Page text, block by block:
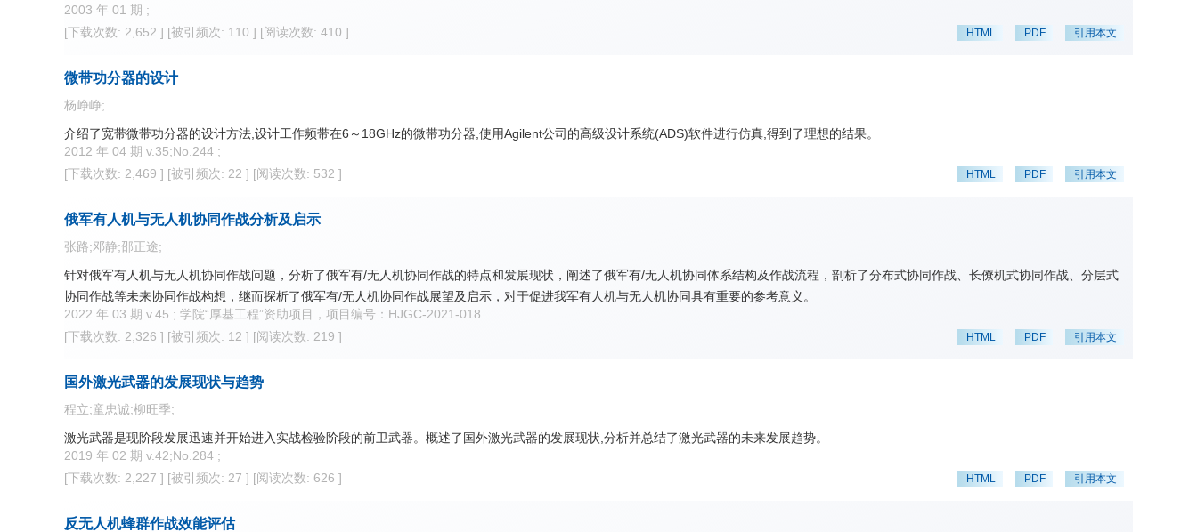
争的历史舞台,从20世纪初的日俄战争,第二次世界大战末的英美联军诺曼底登陆战役,60~70年代的越南战争和中东战争,直至90年代初的海湾战争,电子战都充分显示了其巨大的威力。人们从这些
成功的战例中吸取了丰富的营养,并根据现代战争的发展和高技术进步的推动,不断地深化对电子战理论、作战思想、作战方法和新技术、新装备的研究,把电子战这一新的军事科学技术推向一个新
2003 年 01 期 ;
[下载次数: 2,652 ] [被引频次: 110 ] [阅读次数: 410 ] HTML PDF 引用本文
微带功分器的设计
杨峥峥;
介绍了宽带微带功分器的设计方法,设计工作频带在6～18GHz的微带功分器,使用Agilent公司的高级设计系统(ADS)软件进行仿真,得到了理想的结果。
2012 年 04 期 v.35;No.244 ;
[下载次数: 2,469 ] [被引频次: 22 ] [阅读次数: 532 ] HTML PDF 引用本文
俄军有人机与无人机协同作战分析及启示
张路;邓静;邵正途;
针对俄军有人机与无人机协同作战问题，分析了俄军有/无人机协同作战的特点和发展现状，阐述了俄军有/无人机协同体系结构及作战流程，剖析了分布式协同作战、长僚机式协同作战、分层式
协同作战等未来协同作战构想，继而探析了俄军有/无人机协同作战展望及启示，对于促进我军有人机与无人机协同具有重要的参考意义。
2022 年 03 期 v.45 ; 学院“厚基工程”资助项目，项目编号：HJGC-2021-018
[下载次数: 2,326 ] [被引频次: 12 ] [阅读次数: 219 ] HTML PDF 引用本文
国外激光武器的发展现状与趋势
程立;童忠诚;柳旺季;
激光武器是现阶段发展迅速并开始进入实战检验阶段的前卫武器。概述了国外激光武器的发展现状,分析并总结了激光武器的未来发展趋势。
2019 年 02 期 v.42;No.284 ;
[下载次数: 2,227 ] [被引频次: 27 ] [阅读次数: 626 ] HTML PDF 引用本文
反无人机蜂群作战效能评估